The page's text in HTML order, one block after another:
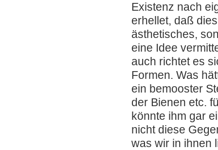
Existenz nach
erhellet, daß
ästhetisches,
eine Idee
auch richtet es
Formen. Was
ein bemooster
der Bienen etc.
könnte ihm gar
nicht diese
was wir in ihnen